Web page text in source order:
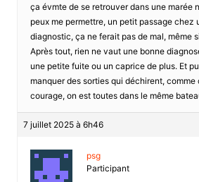
ça évmte de se retrouver dans une marée
peux me permettre, un petit passage chez
diagnostic, ça ne ferait pas de mal, même
Après tout, rien ne vaut une bonne
une petite fuite ou un caprice de plus. Et
manquer des sorties qui déchirent, comme
courage, on est toutes dans le même
7 juillet 2025 à 6h46
psg
Participant